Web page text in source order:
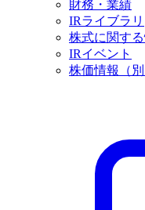
財務・業績
IRライブラリ
株式に関す
IRイベント
株価情報
（